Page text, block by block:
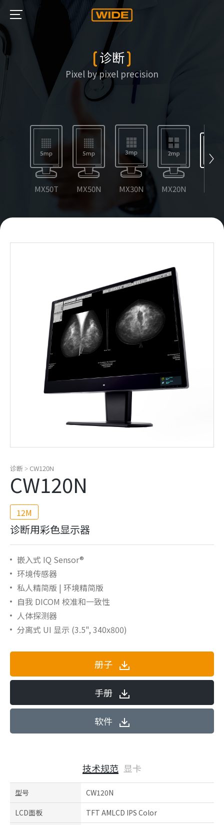
诊断
Pixel by pixel precision
MX50T MX50N MX30N MX20N
诊断 > CW120N
CW120N
12M
诊断用彩色显示器
嵌入式 IQ Sensor®
环境传感器
私人精简版 | 环境精简版
自我 DICOM 校准和一致性
人体探测器
分离式 UI 显示 (3.5", 340x800)
册子
手册
软件
技术规范 显卡
型号
CW120N
LCD面板
TFT AMLCD IPS Color